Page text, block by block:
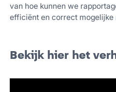
van hoe kunnen we
efficiënt en correct mogelijke
Bekijk hier het